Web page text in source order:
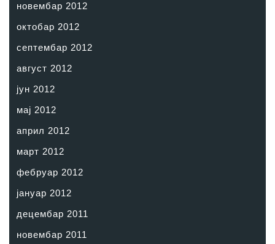
новембар 2012
октобар 2012
септембар 2012
август 2012
јун 2012
мај 2012
април 2012
март 2012
фебруар 2012
јануар 2012
децембар 2011
новембар 2011